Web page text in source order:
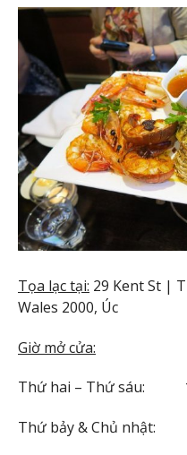
Tọa lạc tại: 29 Kent St |
Wales 2000, Úc
Giờ mở cửa:
Thứ hai – Thứ sáu:
Thứ bảy & Chủ nhật: